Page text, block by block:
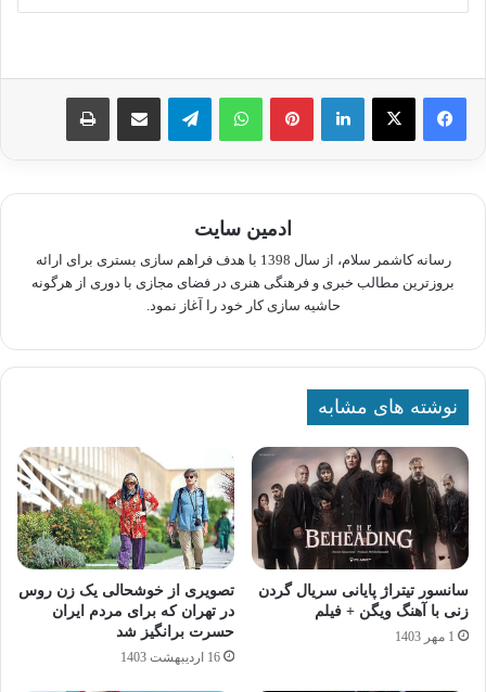
لینکدین پینترستواتس آپ تلگرام اشتراک گذاری از طریق ایمیل چاپ
ادمین سایت
رسانه کاشمر سلام، از سال 1398 با هدف فراهم سازی بستری برای ارائه
بروزترین مطالب خبری و فرهنگی هنری در فضای مجازی با دوری از هرگونه
حاشیه سازی کار خود را آغاز نمود.
نوشته های مشابه
سانسور تیتراژ پایانی سریال گردن‌
زنی با آهنگ ویگن + فیلم
1 مهر 1403
تصویری از خوشحالی یک زن روس
در تهران که برای مردم ایران
حسرت برانگیز شد
16 اردیبهشت 1403